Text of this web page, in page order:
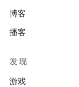
博客
播客
发现
游戏